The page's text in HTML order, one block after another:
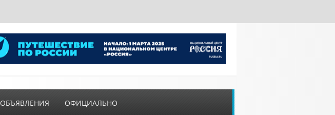
ОБЪЯВЛЕНИЯ ОФИЦИАЛЬНО